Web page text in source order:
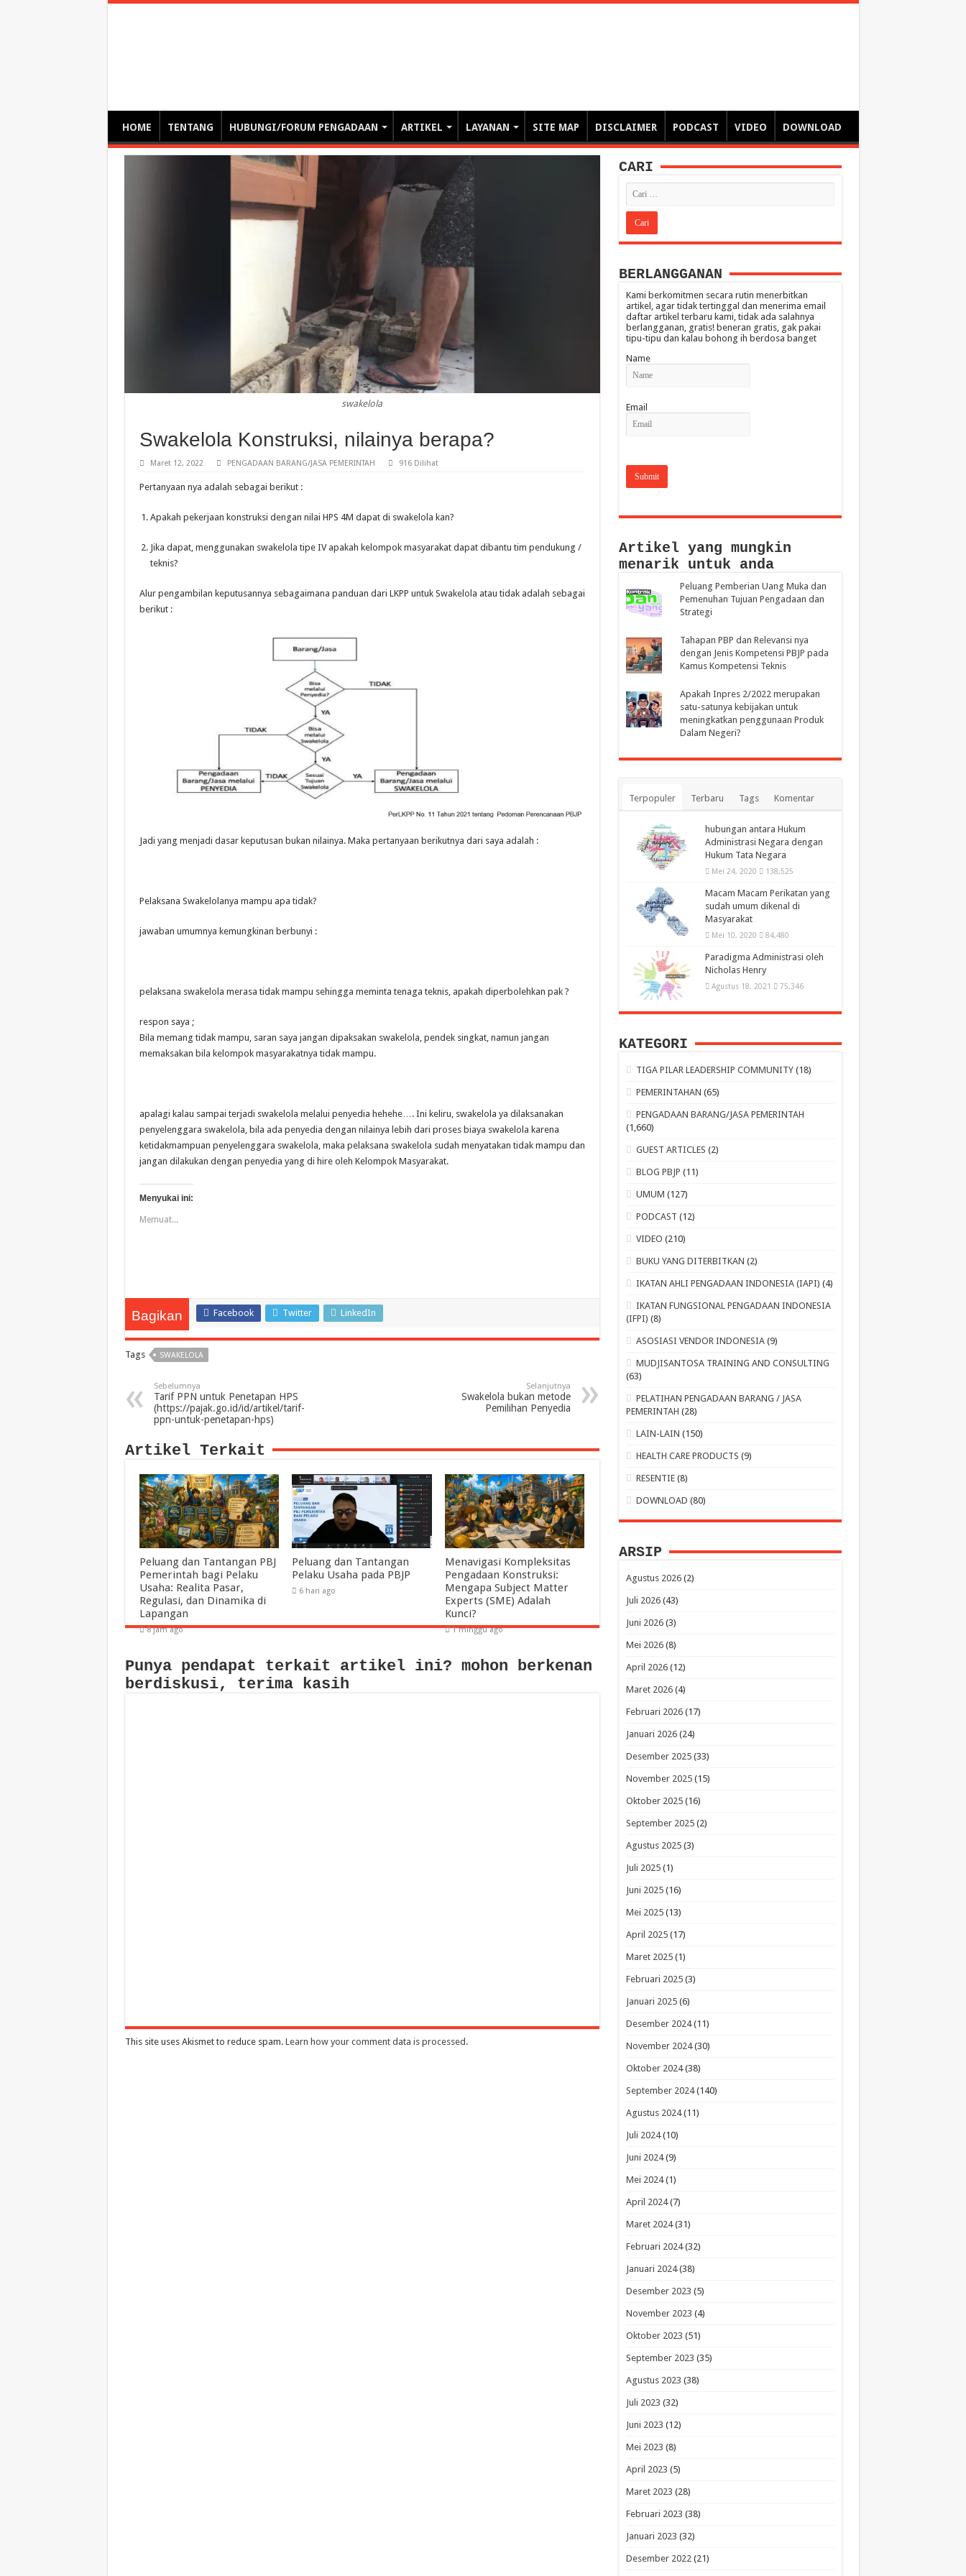
HOME TENTANG HUBUNGI/FORUM PENGADAAN ARTIKEL LAYANAN SITE MAP DISCLAIMER PODCAST VIDEO DOWNLOAD
swakelola
Swakelola Konstruksi, nilainya berapa?
Maret 12, 2022 PENGADAAN BARANG/JASA PEMERINTAH 916 Dilihat
Pertanyaan nya adalah sebagai berikut :
Apakah pekerjaan konstruksi dengan nilai HPS 4M dapat di swakelola kan?
Jika dapat, menggunakan swakelola tipe IV apakah kelompok masyarakat dapat dibantu tim pendukung /
teknis?
Alur pengambilan keputusannya sebagaimana panduan dari LKPP untuk Swakelola atau tidak adalah sebagai
berikut :
Jadi yang menjadi dasar keputusan bukan nilainya. Maka pertanyaan berikutnya dari saya adalah :
Pelaksana Swakelolanya mampu apa tidak?
jawaban umumnya kemungkinan berbunyi :
pelaksana swakelola merasa tidak mampu sehingga meminta tenaga teknis, apakah diperbolehkan pak ?
respon saya ;
Bila memang tidak mampu, saran saya jangan dipaksakan swakelola, pendek singkat, namun jangan
memaksakan bila kelompok masyarakatnya tidak mampu.
apalagi kalau sampai terjadi swakelola melalui penyedia hehehe…. Ini keliru, swakelola ya dilaksanakan
penyelenggara swakelola, bila ada penyedia dengan nilainya lebih dari proses biaya swakelola karena
ketidakmampuan penyelenggara swakelola, maka pelaksana swakelola sudah menyatakan tidak mampu dan
jangan dilakukan dengan penyedia yang di hire oleh Kelompok Masyarakat.
Menyukai ini:
Memuat...
Bagikan Facebook Twitter LinkedIn
Tags SWAKELOLA
Sebelumnya
Tarif PPN untuk Penetapan HPS
(https://pajak.go.id/id/artikel/tarif-
ppn-untuk-penetapan-hps)
Selanjutnya
Swakelola bukan metode
Pemilihan Penyedia
Artikel Terkait
Peluang dan Tantangan PBJ
Pemerintah bagi Pelaku
Usaha: Realita Pasar,
Regulasi, dan Dinamika di
Lapangan
8 jam ago
Peluang dan Tantangan
Pelaku Usaha pada PBJP
6 hari ago
Menavigasi Kompleksitas
Pengadaan Konstruksi:
Mengapa Subject Matter
Experts (SME) Adalah
Kunci?
1 minggu ago
Punya pendapat terkait artikel ini? mohon berkenan
berdiskusi, terima kasih
This site uses Akismet to reduce spam. Learn how your comment data is processed .
CARI
BERLANGGANAN
Kami berkomitmen secara rutin menerbitkan
artikel, agar tidak tertinggal dan menerima email
daftar artikel terbaru kami, tidak ada salahnya
berlangganan, gratis! beneran gratis, gak pakai
tipu-tipu dan kalau bohong ih berdosa banget
Name
Email
Artikel yang mungkin
menarik untuk anda
Peluang Pemberian Uang Muka dan
Pemenuhan Tujuan Pengadaan dan
Strategi
Tahapan PBP dan Relevansi nya
dengan Jenis Kompetensi PBJP pada
Kamus Kompetensi Teknis
Apakah Inpres 2/2022 merupakan
satu-satunya kebijakan untuk
meningkatkan penggunaan Produk
Dalam Negeri?
Terpopuler Terbaru Tags Komentar
hubungan antara Hukum
Administrasi Negara dengan
Hukum Tata Negara
Mei 24, 2020 138,525
Macam Macam Perikatan yang
sudah umum dikenal di
Masyarakat
Mei 10, 2020 84,480
Paradigma Administrasi oleh
Nicholas Henry
Agustus 18, 2021 75,346
KATEGORI
TIGA PILAR LEADERSHIP COMMUNITY (18)
PEMERINTAHAN (65)
PENGADAAN BARANG/JASA PEMERINTAH
(1,660)
GUEST ARTICLES (2)
BLOG PBJP (11)
UMUM (127)
PODCAST (12)
VIDEO (210)
BUKU YANG DITERBITKAN (2)
IKATAN AHLI PENGADAAN INDONESIA (IAPI) (4)
IKATAN FUNGSIONAL PENGADAAN INDONESIA
(IFPI) (8)
ASOSIASI VENDOR INDONESIA (9)
MUDJISANTOSA TRAINING AND CONSULTING
(63)
PELATIHAN PENGADAAN BARANG / JASA
PEMERINTAH (28)
LAIN-LAIN (150)
HEALTH CARE PRODUCTS (9)
RESENTIE (8)
DOWNLOAD (80)
ARSIP
Agustus 2026(2)
Juli 2026(43)
Juni 2026(3)
Mei 2026(8)
April 2026(12)
Maret 2026(4)
Februari 2026(17)
Januari 2026(24)
Desember 2025(33)
November 2025(15)
Oktober 2025(16)
September 2025(2)
Agustus 2025(3)
Juli 2025(1)
Juni 2025(16)
Mei 2025(13)
April 2025(17)
Maret 2025(1)
Februari 2025(3)
Januari 2025(6)
Desember 2024(11)
November 2024(30)
Oktober 2024(38)
September 2024(140)
Agustus 2024(11)
Juli 2024(10)
Juni 2024(9)
Mei 2024(1)
April 2024(7)
Maret 2024(31)
Februari 2024(32)
Januari 2024(38)
Desember 2023 (5)
November 2023 (4)
Oktober 2023 (51)
September 2023 (35)
Agustus 2023 (38)
Juli 2023 (32)
Juni 2023 (12)
Mei 2023 (8)
April 2023 (5)
Maret 2023 (28)
Februari 2023 (38)
Januari 2023 (32)
Desember 2022(21)